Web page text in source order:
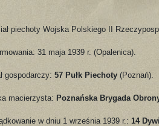
piechoty Wojska Polskiego II
31 maja 1939 r. (Opalenica).
gospodarczy: 57 Pułk Piechoty (Poznań).
macierzysta: Poznańska Brygada
w dniu 1 września 1939 r.: 14